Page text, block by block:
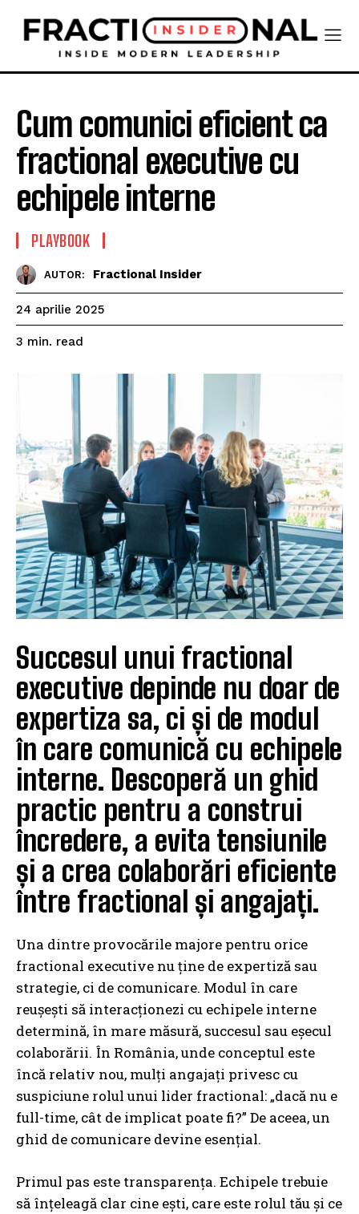
Cum comunici eficient ca
fractional executive cu
echipele interne
PLAYBOOK
AUTOR: Fractional Insider
24 aprilie 2025
3 min. read
Succesul unui fractional
executive depinde nu doar de
expertiza sa, ci și de modul
în care comunică cu echipele
interne. Descoperă un ghid
practic pentru a construi
încredere, a evita tensiunile
și a crea colaborări eficiente
între fractional și angajați.
Una dintre provocările majore pentru orice
fractional executive nu ține de expertiză sau
strategie, ci de comunicare. Modul în care
reușești să interacționezi cu echipele interne
determină, în mare măsură, succesul sau eșecul
colaborării. În România, unde conceptul este
încă relativ nou, mulți angajați privesc cu
suspiciune rolul unui lider fractional: „dacă nu e
full-time, cât de implicat poate fi?” De aceea, un
ghid de comunicare devine esențial.
Primul pas este transparența. Echipele trebuie
să înțeleagă clar cine ești, care este rolul tău și ce